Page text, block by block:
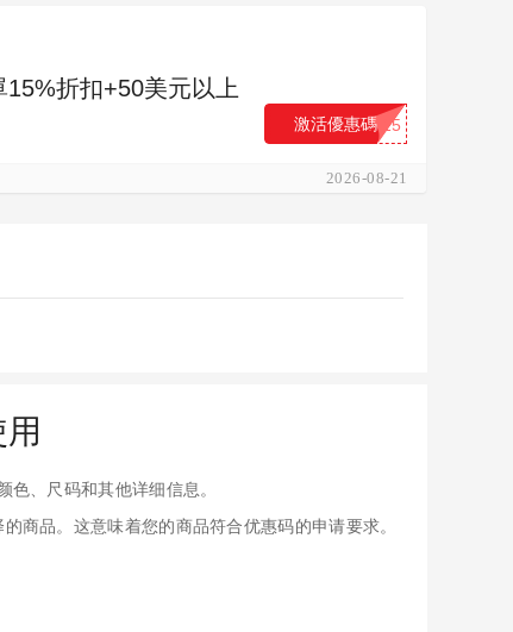
折扣+50美元以上
...15
激活優惠碼
2026-08-21
、尺码和其他详细信息。
商品。这意味着您的商品符合优惠码的申请要求。